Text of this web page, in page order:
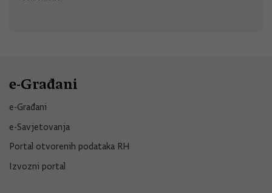
e-Građani
e-Građani
e-Savjetovanja
Portal otvorenih podataka RH
Izvozni portal